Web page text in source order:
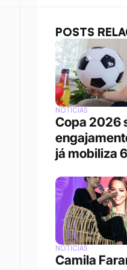
POSTS
NOTÍCIAS
Copa 2026
já mobiliza
NOTÍCIAS
Camila